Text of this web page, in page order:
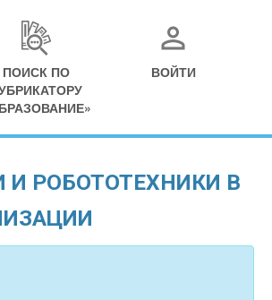
ПОИСК ПО
ВОЙТИ
РОБОТОТЕХНИКИ В